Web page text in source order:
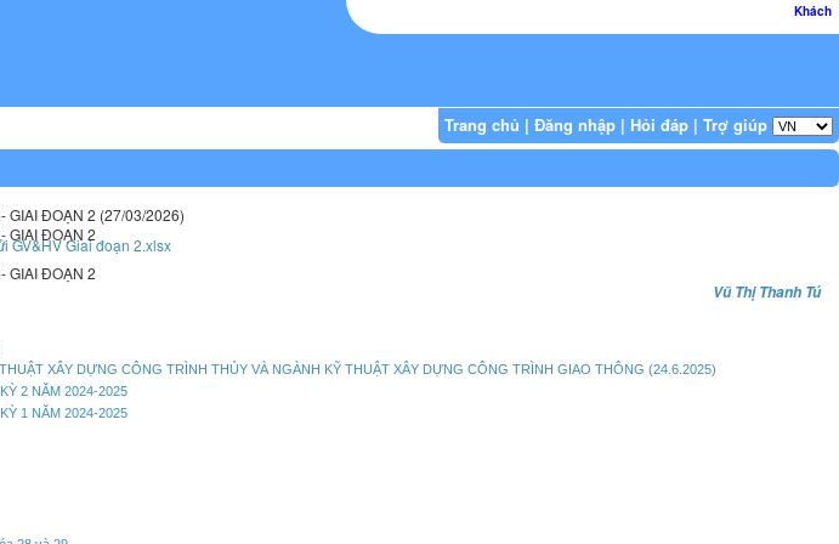
Trang chủ | Đăng nhập | Hỏi đáp | Trợ giúp
Khách
GIAI ĐOẠN 2 (27/03/2026)
GIAI ĐOẠN 2
GV&HV Giai đoạn 2.xlsx
GIAI ĐOẠN 2
Vũ Thị Thanh Tú
XÂY DỰNG CÔNG TRÌNH THỦY VÀ NGÀNH KỸ THUẬT XÂY DỰNG CÔNG TRÌNH GIAO THÔNG (24.6.2025)
2 NĂM 2024-2025
1 NĂM 2024-2025